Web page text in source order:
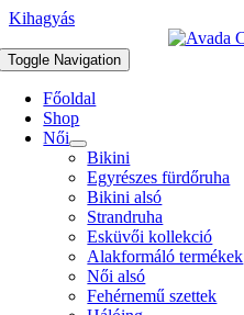
Kihagyás
Toggle Navigation
Főoldal
Shop
Női
Bikini
Egyrészes fürdőruha
Bikini alsó
Strandruha
Esküvői kollekció
Alakformáló termékek
Női alsó
Fehérnemű szettek